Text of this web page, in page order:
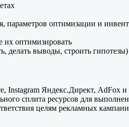
параметров оптимизации и
их оптимизировать
делать выводы, строить гипотезы)
Instagram Яндекс.Директ, AdFox
сплита ресурсов для
целям рекламных